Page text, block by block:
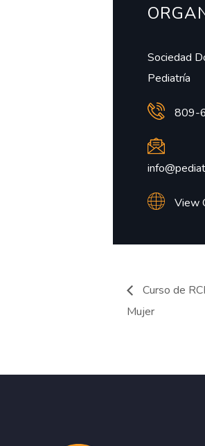
Sociedad
Pediatría
809-
View
Curso de
Mujer